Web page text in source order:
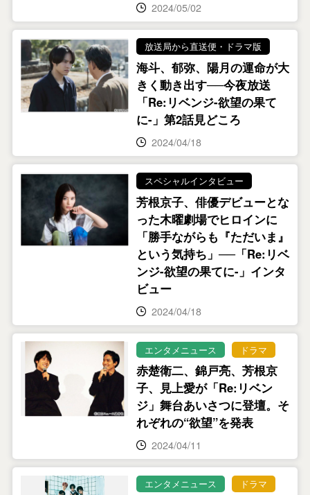
2024/05/02
放送局から直送便・ドラマ版
海斗、郁弥、陽月の運命が大
きく動き出す──今夜放送
「Re:リベンジ-欲望の果て
に-」第2話見どころ
2024/04/18
スペシャルインタビュー
芳根京子、俳優デビューとな
った木曜劇場でヒロインに
「勝手ながらも『ただいま』
という気持ち」──「Re:リベ
ンジ-欲望の果てに-」インタ
ビュー
2024/04/18
エンタメニュース ドラマ
赤楚衛二、錦戸亮、芳根京
子、見上愛が「Re:リベン
ジ」舞台あいさつに登壇。そ
れぞれの“欲望”を発表
2024/04/11
エンタメニュース ドラマ